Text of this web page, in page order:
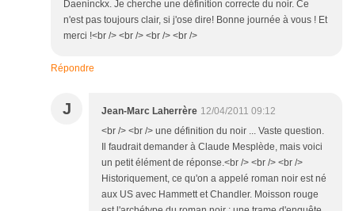
Daeninckx. Je cherche une définition correcte du noir. Ce
n'est pas toujours clair, si j'ose dire! Bonne journée à vous ! Et
merci !<br /> <br /> <br /> <br />
Répondre
J Jean-Marc Laherrère 12/04/2011 09:12
<br /> <br /> une définition du noir ... Vaste question.
Il faudrait demander à Claude Mesplède, mais voici
un petit élément de réponse.<br /> <br /> <br />
Historiquement, ce qu'on a appelé roman noir est né
aux US avec Hammett et Chandler. Moisson rouge